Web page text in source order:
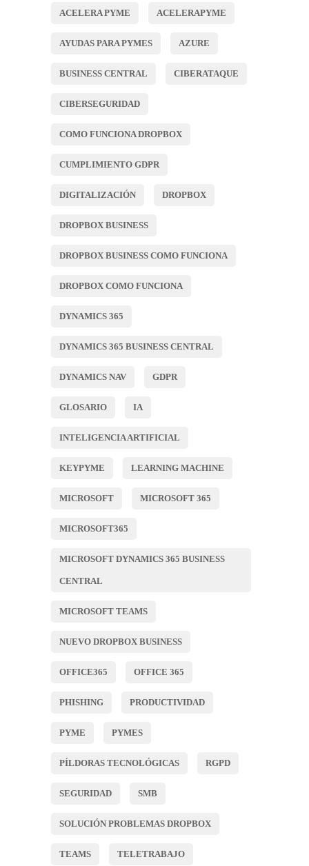
ACELERA PYME ACELERAPYME
AYUDAS PARA PYMES AZURE
BUSINESS CENTRAL CIBERATAQUE
CIBERSEGURIDAD
COMO FUNCIONA DROPBOX
CUMPLIMIENTO GDPR
DIGITALIZACIÓN DROPBOX
DROPBOX BUSINESS
DROPBOX BUSINESS COMO FUNCIONA
DROPBOX COMO FUNCIONA
DYNAMICS 365
DYNAMICS 365 BUSINESS CENTRAL
DYNAMICS NAV GDPR
GLOSARIO IA
INTELIGENCIA ARTIFICIAL
KEYPYME LEARNING MACHINE
MICROSOFT MICROSOFT 365
MICROSOFT365
MICROSOFT DYNAMICS 365 BUSINESS
CENTRAL
MICROSOFT TEAMS
NUEVO DROPBOX BUSINESS
OFFICE365 OFFICE 365
PHISHING PRODUCTIVIDAD
PYME PYMES
PÍLDORAS TECNOLÓGICAS RGPD
SEGURIDAD SMB
SOLUCIÓN PROBLEMAS DROPBOX
TEAMS TELETRABAJO